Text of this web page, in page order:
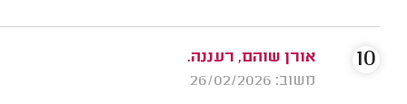
אורן שוהם, רעננה.
משוב: 26/02/2026
10